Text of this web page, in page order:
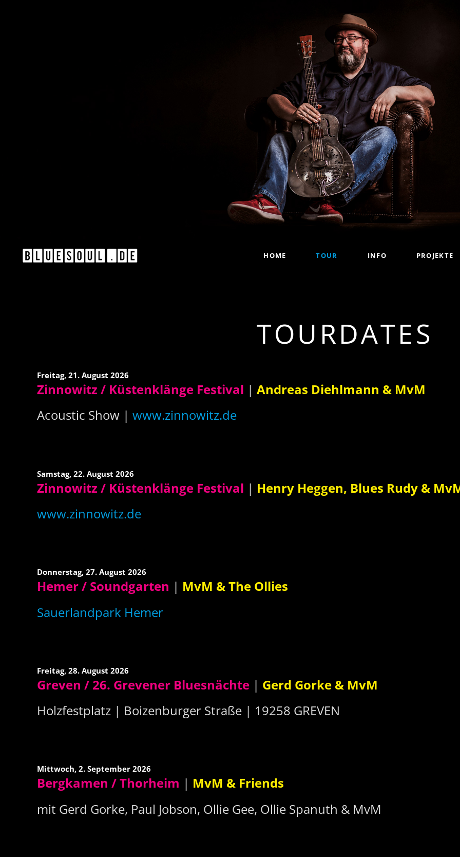
HOME TOUR INFO PROJEKTE
Bad
MvM & The
TOURDATES
Freitag, 21. August 2026
Zinnowitz / Küstenklänge Festival | Andreas Diehlmann & MvM
Acoustic Show | www.zinnowitz.de
Samstag, 22. August 2026
Zinnowitz / Küstenklänge Festival | Henry Heggen, Blues Rudy &
www.zinnowitz.de
Donnerstag, 27. August 2026
Hemer / Soundgarten | MvM & The Ollies
Sauerlandpark Hemer
Freitag, 28. August 2026
Greven / 26. Grevener Bluesnächte | Gerd Gorke & MvM
Holzfestplatz | Boizenburger Straße | 19258 GREVEN
Mittwoch, 2. September 2026
Bergkamen / Thorheim | MvM & Friends
mit Gerd Gorke, Paul Jobson, Ollie Gee, Ollie Spanuth & MvM